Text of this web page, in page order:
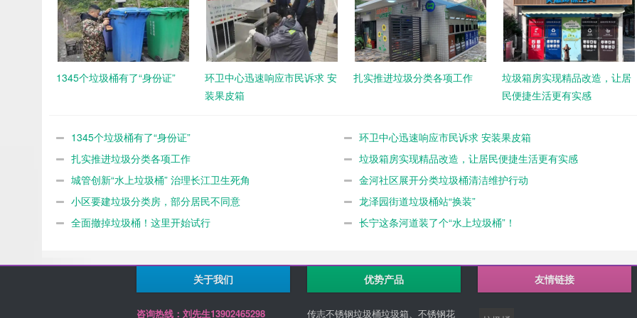
1345个垃圾桶有了“身份证”
环卫中心迅速响应市民诉求 安
装果皮箱
扎实推进垃圾分类各项工作
垃圾箱房实现精品改造，让居
民便捷生活更有实感
1345个垃圾桶有了“身份证”
环卫中心迅速响应市民诉求 安装果皮箱
扎实推进垃圾分类各项工作
垃圾箱房实现精品改造，让居民便捷生活更有实感
城管创新“水上垃圾桶” 治理长江卫生死角
金河社区展开分类垃圾桶清洁维护行动
小区要建垃圾分类房，部分居民不同意
龙泽园街道垃圾桶站“换装”
全面撤掉垃圾桶！这里开始试行
长宁这条河道装了个“水上垃圾桶”！
关于我们
咨询热线：刘先生13902465298
优势产品
传志不锈钢垃圾桶垃圾箱、不锈钢花
友情链接